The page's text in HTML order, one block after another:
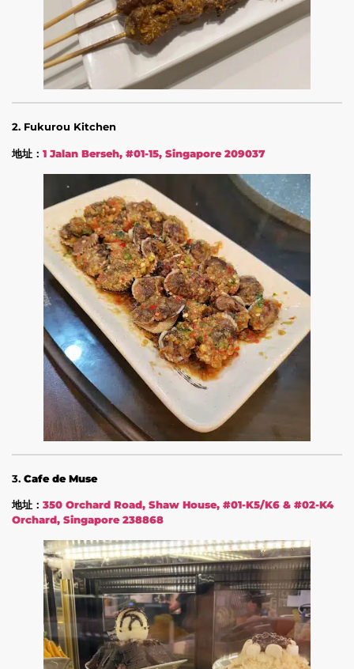
2. Fukurou Kitchen
地址： 1 Jalan Berseh, #01-15, Singapore 209037
3. Cafe de Muse
地址： 350 Orchard Road, Shaw House, #01-K5/K6 & #02-K4
Orchard, Singapore 238868